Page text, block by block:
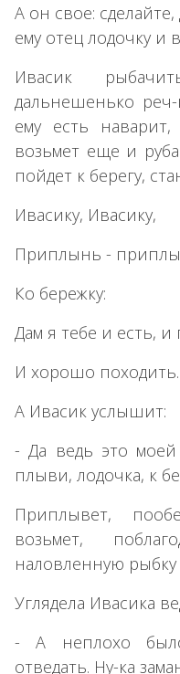
А он свое: сделайте,
ему отец лодочку и
Ивасик
дальнешенько
ему есть
возьмет еще и
пойдет к берегу,
Ивасику, Ивасику,
Приплынь -
Ко бережку:
Дам я тебе и есть, и
И хорошо походить.
А Ивасик услышит:
- Да ведь это
плыви, лодочка, к
Приплывет,
возьмет,
наловленную рыбку
Углядела Ивасика
- А неплохо
отведать. Ну-ка